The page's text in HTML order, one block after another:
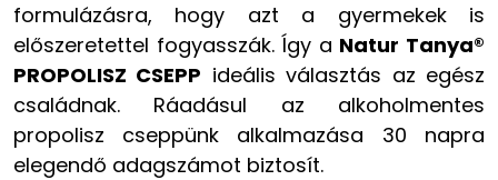
formulázásra, hogy azt a gyermekek is
előszeretettel fogyasszák. Így a Natur Tanya®
PROPOLISZ CSEPP ideális választás az egész
családnak. Ráadásul az alkoholmentes
propolisz cseppünk alkalmazása 30 napra
elegendő adagszámot biztosít.